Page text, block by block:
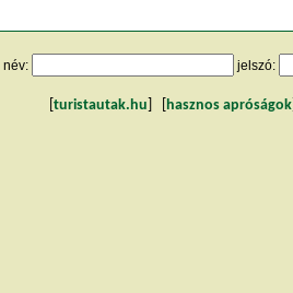
név: jelszó:
turistautak.hu hasznos apróságok